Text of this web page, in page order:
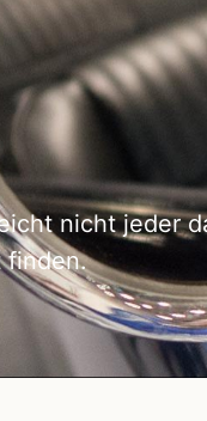
nicht jeder
finden.